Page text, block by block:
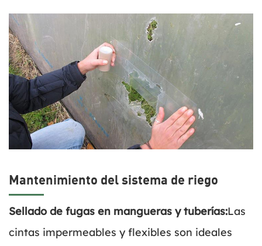
Mantenimiento del sistema de riego
Sellado de fugas en mangueras y tuberías:Las
cintas impermeables y flexibles son ideales